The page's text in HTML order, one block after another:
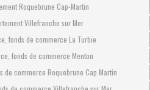
Roquebrune Cap-Martin
Villefranche sur Mer
fonds de commerce La Turbie
fonds de commerce Menton
de commerce Roquebrune Cap Martin